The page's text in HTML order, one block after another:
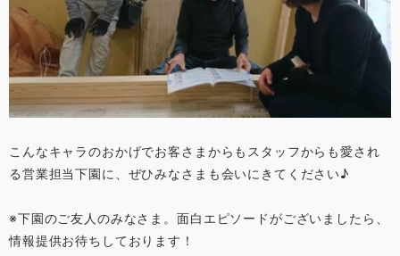
こんなキャラのおかげでお客さまからもスタッフからも愛され
る営業担当下園に、ぜひみなさまも会いにきてください♪
※下園のご友人のみなさま。面白エピソードがございましたら、
情報提供お待ちしております！